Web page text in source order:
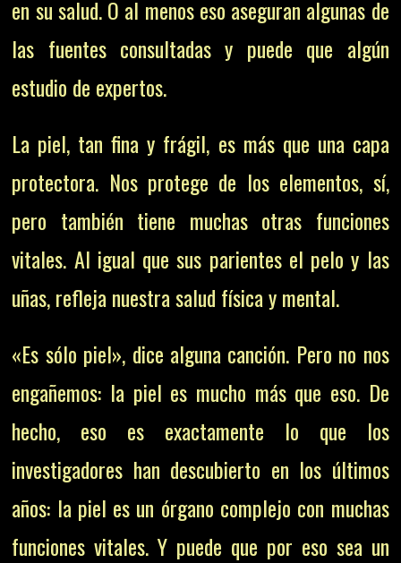
en su salud. O al menos eso aseguran algunas de
las fuentes consultadas y puede que algún
estudio de expertos.
La piel, tan fina y frágil, es más que una capa
protectora. Nos protege de los elementos, sí,
pero también tiene muchas otras funciones
vitales. Al igual que sus parientes el pelo y las
uñas, refleja nuestra salud física y mental.
«Es sólo piel», dice alguna canción. Pero no nos
engañemos: la piel es mucho más que eso. De
hecho, eso es exactamente lo que los
investigadores han descubierto en los últimos
años: la piel es un órgano complejo con muchas
funciones vitales. Y puede que por eso sea un